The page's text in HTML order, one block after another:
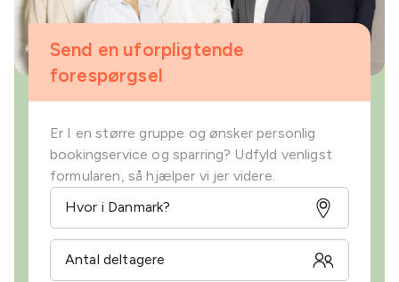
Send en uforpligtende
forespørgsel
Er I en større gruppe og ønsker personlig
bookingservice og sparring? Udfyld venligst
formularen, så hjælper vi jer videre.